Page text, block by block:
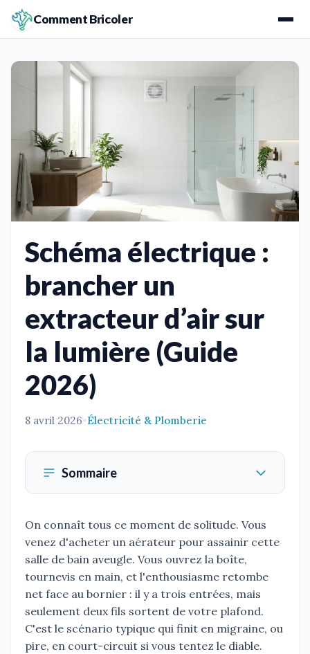
Comment Bricoler
Schéma électrique :
brancher un
extracteur d’air sur
la lumière (Guide
2026)
8 avril 2026•Électricité & Plomberie
Sommaire
On connaît tous ce moment de solitude. Vous
venez d'acheter un aérateur pour assainir cette
salle de bain aveugle. Vous ouvrez la boîte,
tournevis en main, et l'enthousiasme retombe
net face au bornier : il y a trois entrées, mais
seulement deux fils sortent de votre plafond.
C'est le scénario typique qui finit en migraine, ou
pire, en court-circuit si vous tentez le diable.